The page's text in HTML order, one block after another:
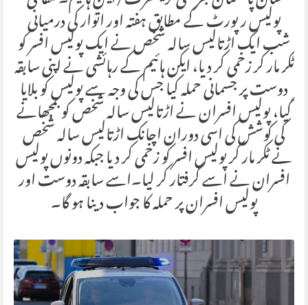
پولیس رپورٹ کے مطابق ہفتہ اور اتوار کی درمیانی
شب ایک اڑتالیس سالہ شخص نے ایک پولیس افسر کو
ٹکر مار کر زخمی کر دیا، ایکن ہائیم کے رہائشی نے اپنی سابقہ
دوست پر جسمانی حملہ کیا جس کی وجہ سے پولیس کو بلایا
گیا، پولیس افسران نے اڑتالیس سالہ شخص کو بمجھانے
کی کوشش کی اسی دوران اچانک اڑتالیس سالہ شخص
نے ٹکر مار کر پولیس افسر کو زخمی کر دیا جبکہ دونوں پولیس
افسران نے اسے گرفتار کر لیا۔اسے سابقہ دوست اور
پولیس افسران پر حملہ کا جواب دینا ہو گا۔